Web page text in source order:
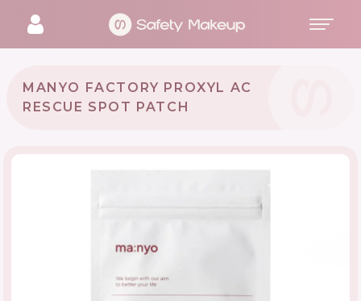
MANYO FACTORY PROXYL AC
RESCUE SPOT PATCH